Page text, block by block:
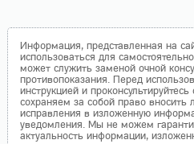
Информация, представленная на
использоваться для
может служить заменой очной
противопоказания. Перед
инструкцией и
сохраняем за собой право
исправления в изложенную
уведомления. Мы не можем
актуальность информации,